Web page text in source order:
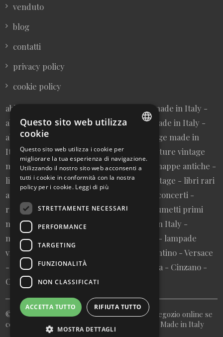
venduto
blog
contatti
privacy policy
cookie policy
abbigliamento donna vintage sartoriale made in Italy -
abbigliamento uomo vintage sartoriale made in Italy -
abbigliamento da collezione - borse vintage made in
Italy - cravatte vintage made in Italy - cinture vintage
made in Italy - collezionismo cartaceo - mappe antiche -
litografie e stampe antiche - cartoline vintage - libri rari
autografati fuori catalogo - memorabilia concerti -
riviste primi numeri annate complete - fumetti primi
numeri annate complete - design made in Italy -
modernariato - artigianato made in Italy - lampade
vintage - pubblicità vintage - vinile - Valentino - Versace
- Vespa - Fiat - Nutella - Campari - Gancia - Cinzano -
Olivetti - Giglio - Mulino Bianco - Barilla
© Copyright 2026 My Italian Bazaar - Il tuo negozio online se
cerchi antichità vintage rarità e collezionisimo Made in Italy
ENGLISH
Questo sito web utilizza
cookie
Questo sito web utilizza i cookie per
migliorare la tua esperienza di navigazione.
Utilizzando il nostro sito web acconsenti a
tutti i cookie in conformità con la nostra
policy per i cookie. Leggi di più
STRETTAMENTE NECESSARI
PERFORMANCE
TARGETING
FUNZIONALITÀ
NON CLASSIFICATI
ACCETTA TUTTO RIFIUTA TUTTO
MOSTRA DETTAGLI